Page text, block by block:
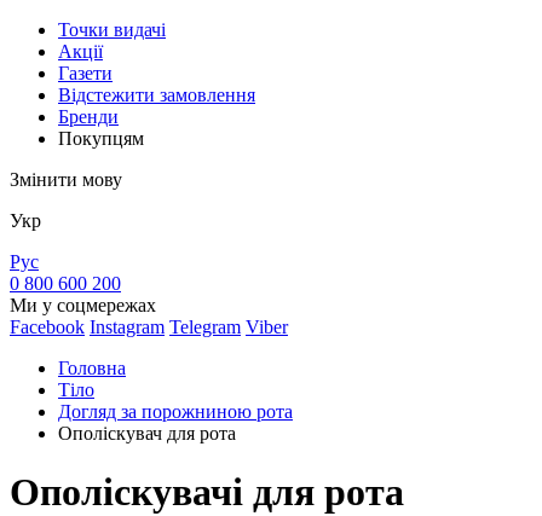
Точки видачi
Акції
Газети
Відстежити замовлення
Бренди
Покупцям
Змінити мову
Укр
Рус
0 800 600 200
Ми у соцмережах
Facebook Instagram Telegram Viber
Головна
Тіло
Догляд за порожниною рота
Ополіскувач для рота
Ополіскувачі для рота